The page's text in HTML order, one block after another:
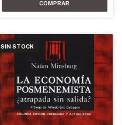
SIN STOCK